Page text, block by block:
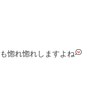
惚れ惚れしますよね